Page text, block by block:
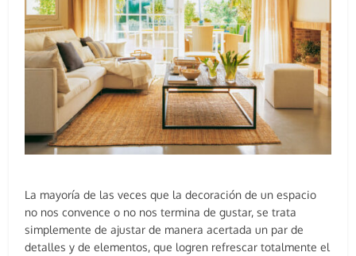
La mayoría de las veces que la decoración de un espacio
no nos convence o no nos termina de gustar, se trata
simplemente de ajustar de manera acertada un par de
detalles y de elementos, que logren refrescar totalmente el